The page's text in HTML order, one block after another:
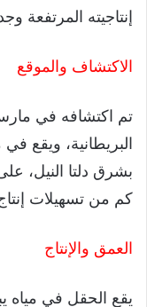
إنتاجيته المرتفعة
الاكتشاف والموقع
البريطانية، ويقع
كم من تسهيلات
العمق والإنتاج